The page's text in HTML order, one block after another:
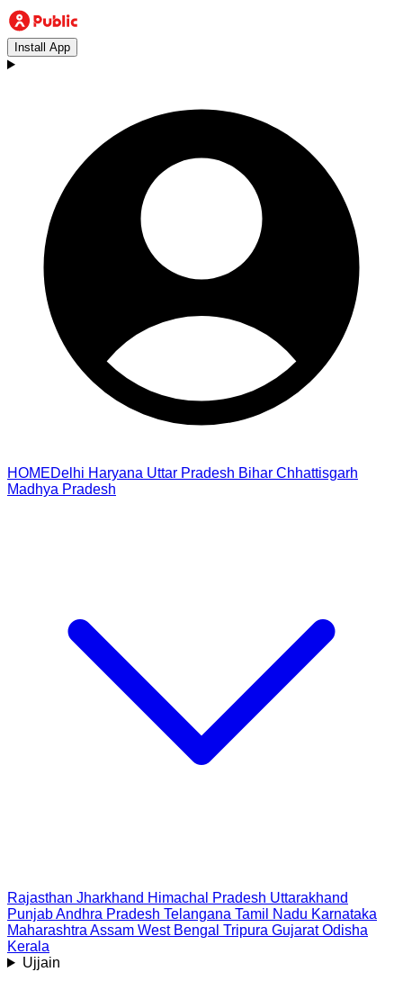
Install App
HOMEDelhi Haryana Uttar Pradesh Bihar Chhattisgarh
Madhya Pradesh
Rajasthan Jharkhand Himachal Pradesh Uttarakhand
PunjabAndhra Pradesh Telangana Tamil Nadu Karnataka
Maharashtra Assam West Bengal Tripura Gujarat Odisha
Kerala
Ujjain